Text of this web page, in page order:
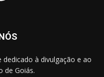
à divulgação e ao
de Goiás.